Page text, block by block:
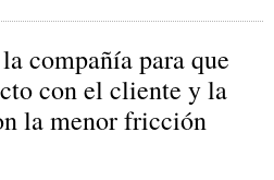
compañía para que
con el cliente y la
la menor fricción